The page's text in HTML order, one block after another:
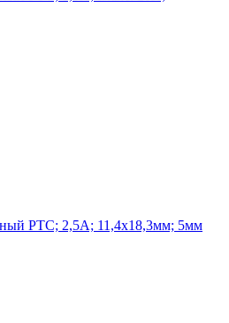
PTC; 2,5А; 11,4x18,3мм; 5мм